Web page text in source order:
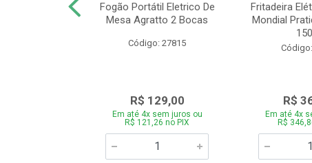
Fogão Portátil Eletrico De
Mesa Agratto 2 Bocas
Código: 27815
R$ 129,00
Em até 4x sem juros ou
R$ 121,26 no PIX
Fritadeira
Mondial
R$
Em até 4x
R$